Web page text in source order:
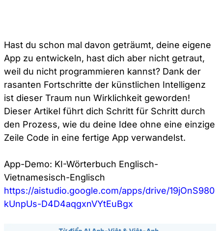
Hast du schon mal davon geträumt, deine eigene
App zu entwickeln, hast dich aber nicht getraut,
weil du nicht programmieren kannst? Dank der
rasanten Fortschritte der künstlichen Intelligenz
ist dieser Traum nun Wirklichkeit geworden!
Dieser Artikel führt dich Schritt für Schritt durch
den Prozess, wie du deine Idee ohne eine einzige
Zeile Code in eine fertige App verwandelst.
App-Demo: KI-Wörterbuch Englisch-
Vietnamesisch-Englisch
https://aistudio.google.com/apps/drive/19jOnS980
kUnpUs-D4D4aqgxnVYtEuBgx